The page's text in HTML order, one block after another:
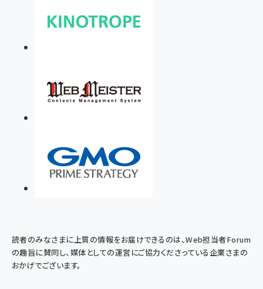
読者のみなさまに上質の情報をお届けできるのは、Web担当者Forum
の趣旨に賛同し、媒体としての運営にご協力くださっている企業さまの
おかげでございます。